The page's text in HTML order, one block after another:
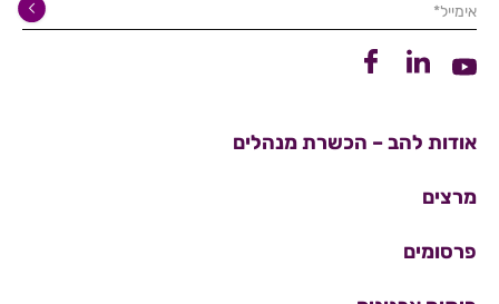
אימייל*
קישור ליוטיובקישור ללינקדיןקישור לפייסבוק
אודות להב – הכשרת מנהלים
מרצים
פרסומים